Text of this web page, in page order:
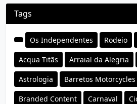
Tags
Os Independentes Rodeio
Acqua Titãs Arraial da Alegria
Astrologia Barretos Motorcycles
Branded Content Carnaval